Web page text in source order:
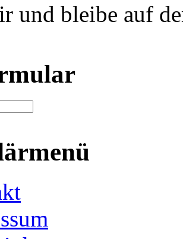
und bleibe auf